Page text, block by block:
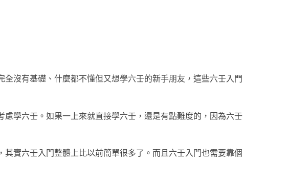
沒有基礎、什麼都不懂但又想學六壬的新手朋友，這些六壬入門
學六壬。如果一上來就直接學六壬，還是有點難度的，因為六壬
實六壬入門整體上比以前簡單很多了。而且六壬入門也需要靠個